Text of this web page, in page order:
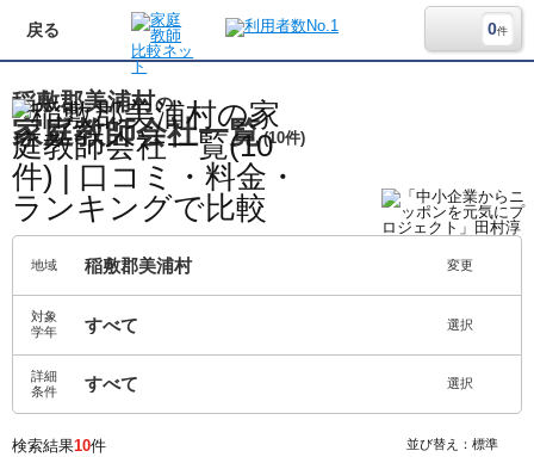
戻る 0件
稲敷郡美浦村の
家庭教師会社一覧 (10件)
地域 稲敷郡美浦村 変更
対象
学年
すべて 選択
詳細
条件
すべて 選択
検索結果10件 並び替え：標準